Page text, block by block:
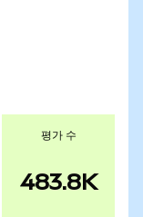
평가 수
483.8K